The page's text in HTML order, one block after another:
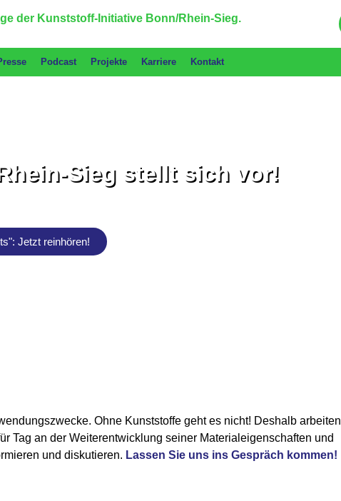
der Kunststoff-Initiative Bonn/Rhein-Sieg.
Podcast Projekte Karriere Kontakt
Sieg stellt sich vor!
Jetzt reinhören!
Ohne Kunststoffe geht es nicht! Deshalb arbeiten
Tag an der Weiterentwicklung seiner Materialeigenschaften und
und diskutieren. Lassen Sie uns ins Gespräch kommen!